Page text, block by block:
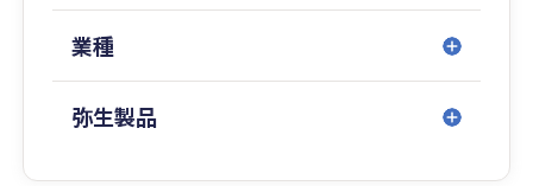
業種
弥生製品